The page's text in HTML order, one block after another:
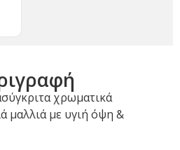
χρωματικά
μαλλιά με υγιή όψη &